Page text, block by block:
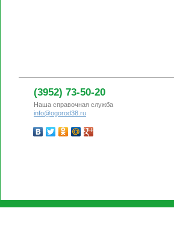
(3952) 73-50-20
Наша справочная служба
info@ogorod38.ru